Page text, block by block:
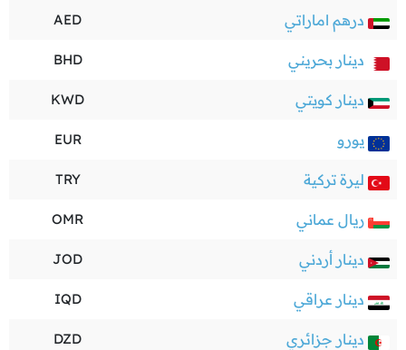
درهم اماراتي AED
دينار بحريني BHD
دينار كويتي KWD
يورو EUR
ليرة تركية TRY
ريال عماني OMR
دينار أردني JOD
دينار عراقي IQD
دينار جزائري DZD